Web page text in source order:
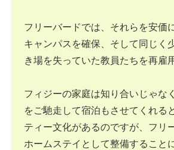
フリーバードでは、それらを安価
キャンパスを確保、そして同じく
き場を失っていた教員たちを再雇
フィジーの家庭は知り合いじゃな
をご馳走して宿泊もさせてくれる
ティー文化があるのですが、フリ
ホームステイとして整備すること